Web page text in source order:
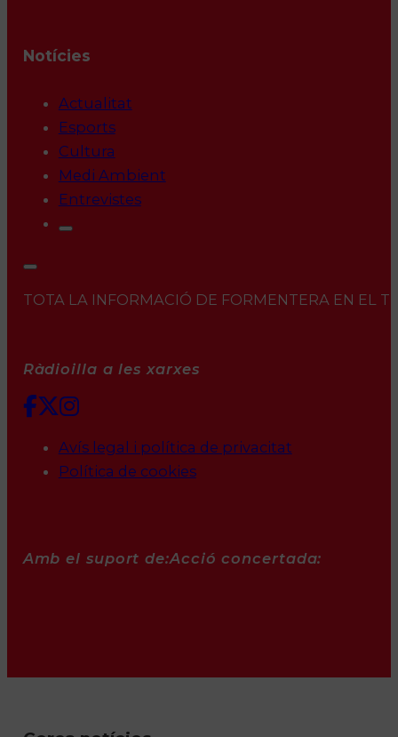
Notícies
Actualitat
Esports
Cultura
Medi Ambient
Entrevistes
TOTA LA INFORMACIÓ DE FORMENTERA EN EL
Ràdioilla a les xarxes
Avís legal i política de privacitat
Política de cookies
Amb el suport de:Acció concertada: